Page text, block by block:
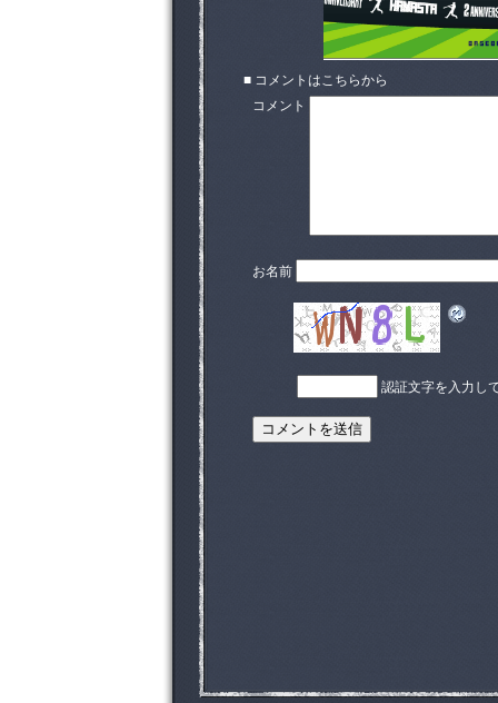
■ コメントはこちらから
コメント
お名前
認証文字を入力し